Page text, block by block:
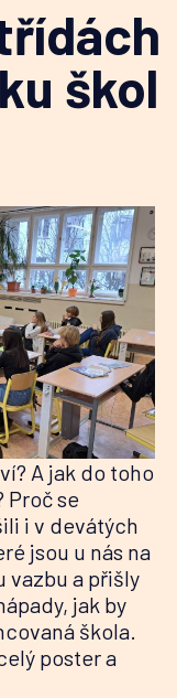
škol
A jak do toho
Proč se
i v devátých
jsou u nás na
vazbu a přišly
jak by
škola.
poster a